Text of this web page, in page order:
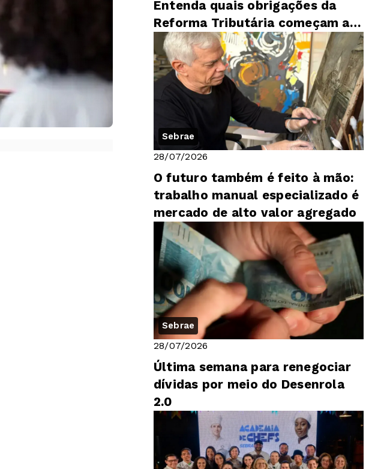
Entenda quais obrigações da
Reforma Tributária começam a
valer nesta segunda (3)
Sebrae
28/07/2026
O futuro também é feito à mão:
trabalho manual especializado é
mercado de alto valor agregado
Sebrae
28/07/2026
Última semana para renegociar
dívidas por meio do Desenrola
2.0